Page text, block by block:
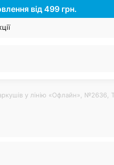
від 499 грн.
у лінію «Офлайн», №2636,